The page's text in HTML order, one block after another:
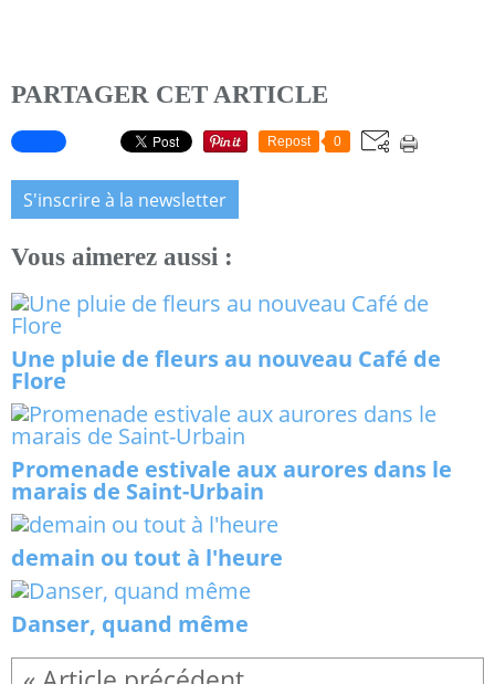
PARTAGER CET ARTICLE
Repost 0
S'inscrire à la newsletter
Vous aimerez aussi :
Une pluie de fleurs au nouveau Café de
Flore
Promenade estivale aux aurores dans le
marais de Saint-Urbain
demain ou tout à l'heure
Danser, quand même